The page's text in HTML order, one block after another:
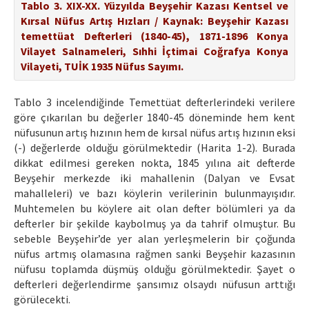
Tablo 3. XIX-XX. Yüzyılda Beyşehir Kazası Kentsel ve
Kırsal Nüfus Artış Hızları / Kaynak: Beyşehir Kazası
temettüat Defterleri (1840-45), 1871-1896 Konya
Vilayet Salnameleri, Sıhhi İçtimai Coğrafya Konya
Vilayeti, TUİK 1935 Nüfus Sayımı.
Tablo 3 incelendiğinde Temettüat defterlerindeki verilere
göre çıkarılan bu değerler 1840-45 döneminde hem kent
nüfusunun artış hızının hem de kırsal nüfus artış hızının eksi
(-) değerlerde olduğu görülmektedir (Harita 1-2). Burada
dikkat edilmesi gereken nokta, 1845 yılına ait defterde
Beyşehir merkezde iki mahallenin (Dalyan ve Evsat
mahalleleri) ve bazı köylerin verilerinin bulunmayışıdır.
Muhtemelen bu köylere ait olan defter bölümleri ya da
defterler bir şekilde kaybolmuş ya da tahrif olmuştur. Bu
sebeble Beyşehir’de yer alan yerleşmelerin bir çoğunda
nüfus artmış olamasına rağmen sanki Beyşehir kazasının
nüfusu toplamda düşmüş olduğu görülmektedir. Şayet o
defterleri değerlendirme şansımız olsaydı nüfusun arttığı
görülecekti.